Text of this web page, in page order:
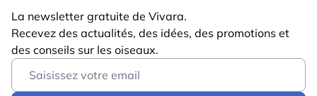
La newsletter gratuite de Vivara.
Recevez des actualités, des idées, des promotions et
des conseils sur les oiseaux.
Email Address